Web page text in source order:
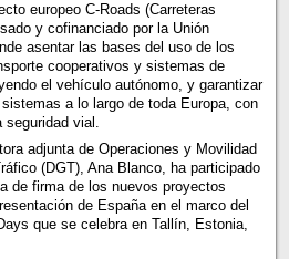
europeo C-Roads (Carreteras
y cofinanciado por la Unión
asentar las bases del uso de los
cooperativos y sistemas de
el vehículo autónomo, y garantizar
a lo largo de toda Europa, con
seguridad vial.
adjunta de Operaciones y Movilidad
(DGT), Ana Blanco, ha participado
de firma de los nuevos proyectos
de España en el marco del
que se celebra en Tallín, Estonia,